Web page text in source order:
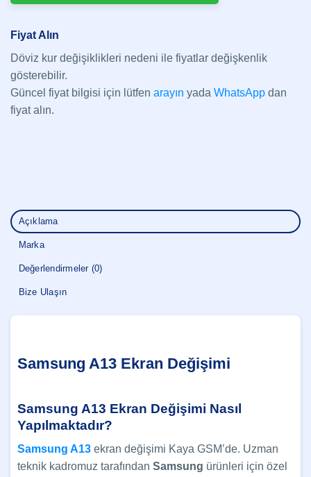
Fiyat Alın
Döviz kur değişiklikleri nedeni ile fiyatlar değişkenlik
gösterebilir.
Güncel fiyat bilgisi için lütfen arayın yada WhatsApp dan
fiyat alın.
Açıklama
Marka
Değerlendirmeler (0)
Bize Ulaşın
Samsung A13 Ekran Değişimi
Samsung A13 Ekran Değişimi Nasıl
Yapılmaktadır?
Samsung A13 ekran değişimi Kaya GSM’de. Uzman
teknik kadromuz tarafından Samsung ürünleri için özel